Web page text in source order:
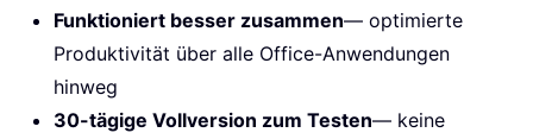
Funktioniert besser zusammen— optimierte
Produktivität über alle Office-Anwendungen
hinweg
30-tägige Vollversion zum Testen— keine